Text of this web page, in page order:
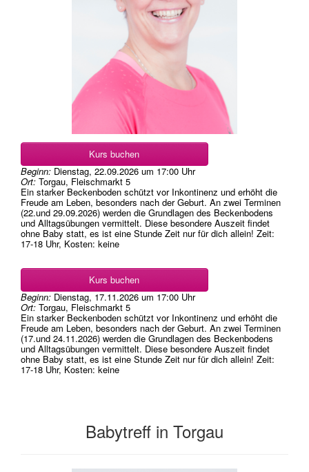
Kurs buchen
Beginn: Dienstag, 22.09.2026 um 17:00 Uhr
Ort: Torgau, Fleischmarkt 5
Ein starker Beckenboden schützt vor Inkontinenz und erhöht die
Freude am Leben, besonders nach der Geburt. An zwei Terminen
(22.und 29.09.2026) werden die Grundlagen des Beckenbodens
und Alltagsübungen vermittelt. Diese besondere Auszeit findet
ohne Baby statt, es ist eine Stunde Zeit nur für dich allein! Zeit:
17-18 Uhr, Kosten: keine
Kurs buchen
Beginn: Dienstag, 17.11.2026 um 17:00 Uhr
Ort: Torgau, Fleischmarkt 5
Ein starker Beckenboden schützt vor Inkontinenz und erhöht die
Freude am Leben, besonders nach der Geburt. An zwei Terminen
(17.und 24.11.2026) werden die Grundlagen des Beckenbodens
und Alltagsübungen vermittelt. Diese besondere Auszeit findet
ohne Baby statt, es ist eine Stunde Zeit nur für dich allein! Zeit:
17-18 Uhr, Kosten: keine
Babytreff in Torgau